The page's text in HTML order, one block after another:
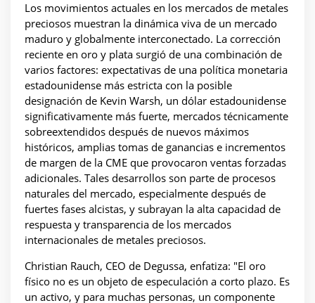
Los movimientos actuales en los mercados de metales
preciosos muestran la dinámica viva de un mercado
maduro y globalmente interconectado. La corrección
reciente en oro y plata surgió de una combinación de
varios factores: expectativas de una política monetaria
estadounidense más estricta con la posible
designación de Kevin Warsh, un dólar estadounidense
significativamente más fuerte, mercados técnicamente
sobreextendidos después de nuevos máximos
históricos, amplias tomas de ganancias e incrementos
de margen de la CME que provocaron ventas forzadas
adicionales. Tales desarrollos son parte de procesos
naturales del mercado, especialmente después de
fuertes fases alcistas, y subrayan la alta capacidad de
respuesta y transparencia de los mercados
internacionales de metales preciosos.
Christian Rauch, CEO de Degussa, enfatiza: "El oro
físico no es un objeto de especulación a corto plazo. Es
un activo, y para muchas personas, un componente